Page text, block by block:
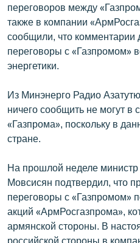
переговоров между
также в компании
сообщили, что комментарии
переговоры с «Газпромом»
энергетики.
Из Минэнерго Радио
ничего сообщить не могут
«Газпрома», поскольку в
стране.
На прошлой неделе
Мовсисян подтвердил, что
переговоры с «Газпромом»
акций «АрмРосгазпрома»,
армянской стороны. В
российской стороны в